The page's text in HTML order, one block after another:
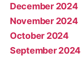
December 2024
November 2024
October 2024
September 2024